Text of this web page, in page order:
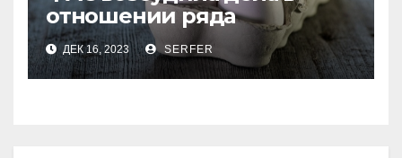
отношении ряда
региональных
производителей куриных
яиц
ДЕК 16, 2023 SERFER